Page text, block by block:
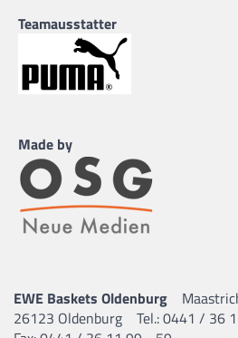
Teamausstatter
Made by
EWE Baskets Oldenburg
26123 Oldenburg
Tel.: 0441 / 36